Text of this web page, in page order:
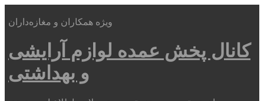
ویژه همکاران و مغازه‌داران
کانال پخش عمده لوازم آرایشی
و بهداشتی